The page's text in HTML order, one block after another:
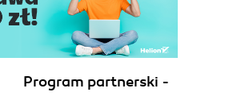
Program partnerski -